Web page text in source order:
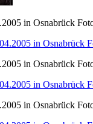
in Osnabrück
in Osnabrück
in Osnabrück